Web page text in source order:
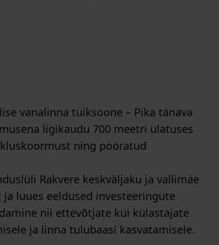
vanalinna tuiksoone – Pika tänava
ligikaudu 700 meetri ulatuses
ning pööratud
Rakvere keskväljaku ja vallimäe
luues eeldused investeeringute
nii ettevõtjate kui külastajate
ja linna tulubaasi kasvatamisele.